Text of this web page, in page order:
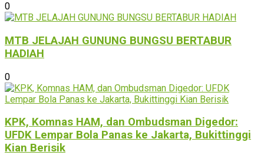
0
MTB JELAJAH GUNUNG BUNGSU BERTABUR
HADIAH
0
KPK, Komnas HAM, dan Ombudsman Digedor:
UFDK Lempar Bola Panas ke Jakarta, Bukittinggi
Kian Berisik